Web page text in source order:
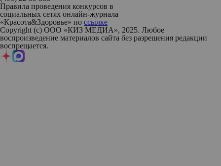
Правила проведения конкурсов в
социальных сетях онлайн-журнала
«Красота&Здоровье» по ссылке
Copyright (с) ООО «КИЗ МЕДИА», 2025. Любое
воспроизведение материалов сайта без разрешения редакции
воспрещается.